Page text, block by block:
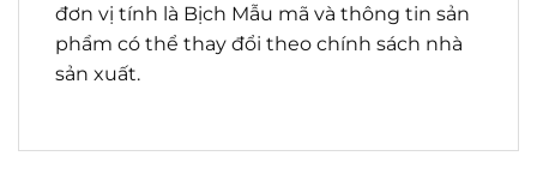
đơn vị tính là Bịch Mẫu mã và thông tin sản
phẩm có thể thay đổi theo chính sách nhà
sản xuất.